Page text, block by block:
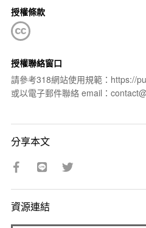
授權條款
授權聯絡窗口
請參考318網站使用規範：https://
或以電子郵件聯絡 email：
分享本文
資源連結